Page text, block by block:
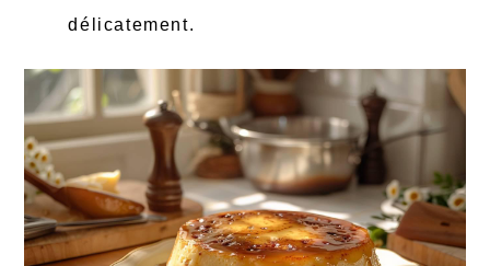
délicatement.